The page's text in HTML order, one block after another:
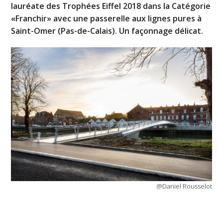
lauréate des Trophées Eiffel 2018 dans la Catégorie
«Franchir» avec une passerelle aux lignes pures à
Saint-Omer (Pas-de-Calais). Un façonnage délicat.
@Daniel Rousselot